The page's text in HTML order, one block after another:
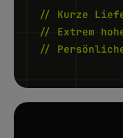
// Kurze
// Extrem
//